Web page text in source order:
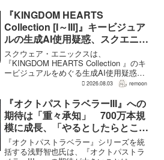
が高くなる補正がかかる。前作『ドラゴ
ンクエストモンスターズ...
『KINGDOM HEARTS
Collection [I～III]』キービジュア
ルの生成AI使用疑惑、スクエニが
否定――不自然な描写は「人為的
ミス」
スクウェア・エニックスは、
『KINGDOM HEARTS Collection 』のキ
ービジュアルをめぐる生成AI使用疑惑に
ついて、問題となったアセットは開発チ
不自然な箇所は「人為的ミス」によるも
のだと...
2026.08.03 remoon
『オクトパストラベラーIII』への
期待は「重々承知」 700万本規
模に成長、「やるとしたらとこと
んやりたい」と浅野智也氏
『オクトパストラベラー』シリーズを統
括する浅野智也氏は、『オクトパストラ